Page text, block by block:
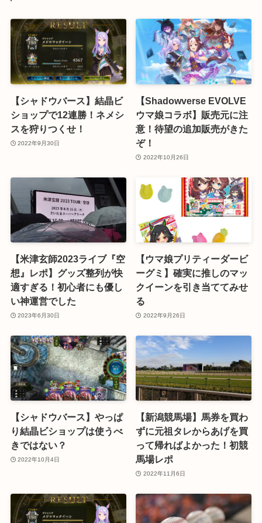
【シャドウバース】結晶ビ
ショップで12連勝！ネメシ
スを狩りつくせ！
2022年9月30日
【Shadowverse EVOLVE
ウマ娘コラボ】販売元に注
意！待望の追加販売がきた
ぞ！
2022年10月26日
【米津玄師2023ライブ『空
想』レポ】グッズ整列が快
適すぎる！初心者にも優し
い神運営でした
2023年6月30日
【ウマ娘プリティーダービ
ーグミ】確実に推しのマッ
クイーンを引き当ててみせ
る
2022年9月26日
【シャドウバース】やっぱ
り結晶ビショップは使うべ
きではない？
2022年10月4日
【新潟競馬場】馬券を買わ
ずに元祖タレからあげを買
って帰ればよかった！初競
馬場レポ
2022年11月6日